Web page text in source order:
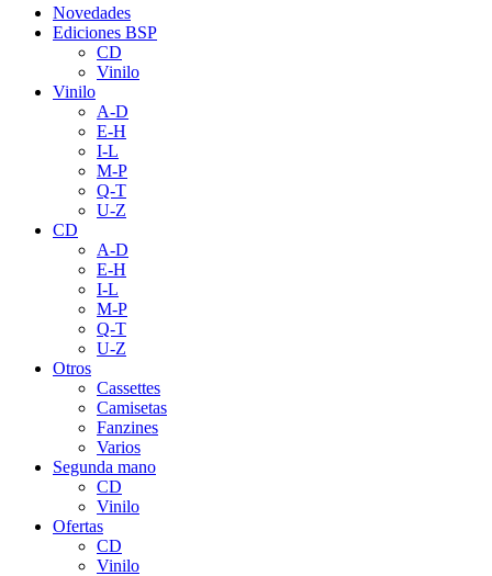
Novedades
Ediciones BSP
CD
Vinilo
Vinilo
A-D
E-H
I-L
M-P
Q-T
U-Z
CD
A-D
E-H
I-L
M-P
Q-T
U-Z
Otros
Cassettes
Camisetas
Fanzines
Varios
Segunda mano
CD
Vinilo
Ofertas
CD
Vinilo